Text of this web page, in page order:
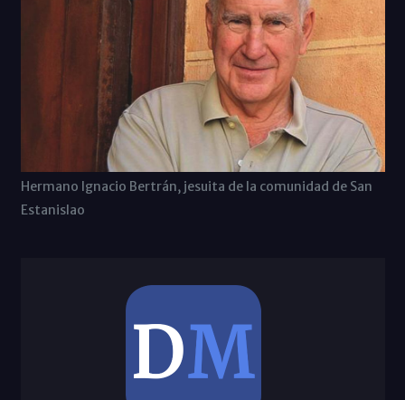
Hermano Ignacio Bertrán, jesuita de la comunidad de San
Estanislao